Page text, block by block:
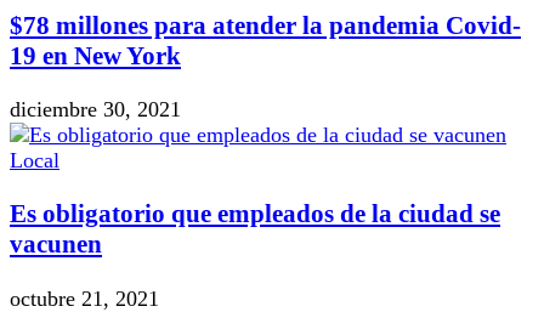
$78 millones para atender la pandemia Covid-
19 en New York
diciembre 30, 2021
Local
Es obligatorio que empleados de la ciudad se
vacunen
octubre 21, 2021